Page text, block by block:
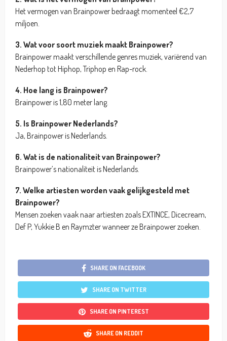
Het vermogen van Brainpower bedraagt momenteel €2,7
miljoen.
3. Wat voor soort muziek maakt Brainpower?
Brainpower maakt verschillende genres muziek, variërend van
Nederhop tot Hiphop, Triphop en Rap-rock.
4. Hoe lang is Brainpower?
Brainpower is 1,80 meter lang.
5. Is Brainpower Nederlands?
Ja, Brainpower is Nederlands.
6. Wat is de nationaliteit van Brainpower?
Brainpower’s nationaliteit is Nederlands.
7. Welke artiesten worden vaak gelijkgesteld met
Brainpower?
Mensen zoeken vaak naar artiesten zoals EXTINCE, Dicecream,
Def P, Yukkie B en Raymzter wanneer ze Brainpower zoeken.
SHARE ON FACEBOOK
SHARE ON TWITTER
SHARE ON PINTEREST
SHARE ON REDDIT